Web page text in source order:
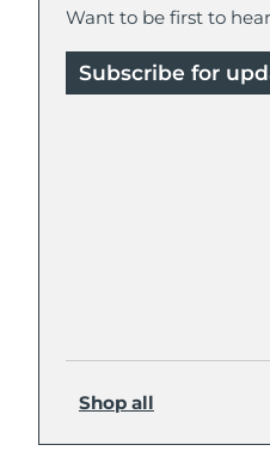
Want to be first to
Subscribe for
Shop all